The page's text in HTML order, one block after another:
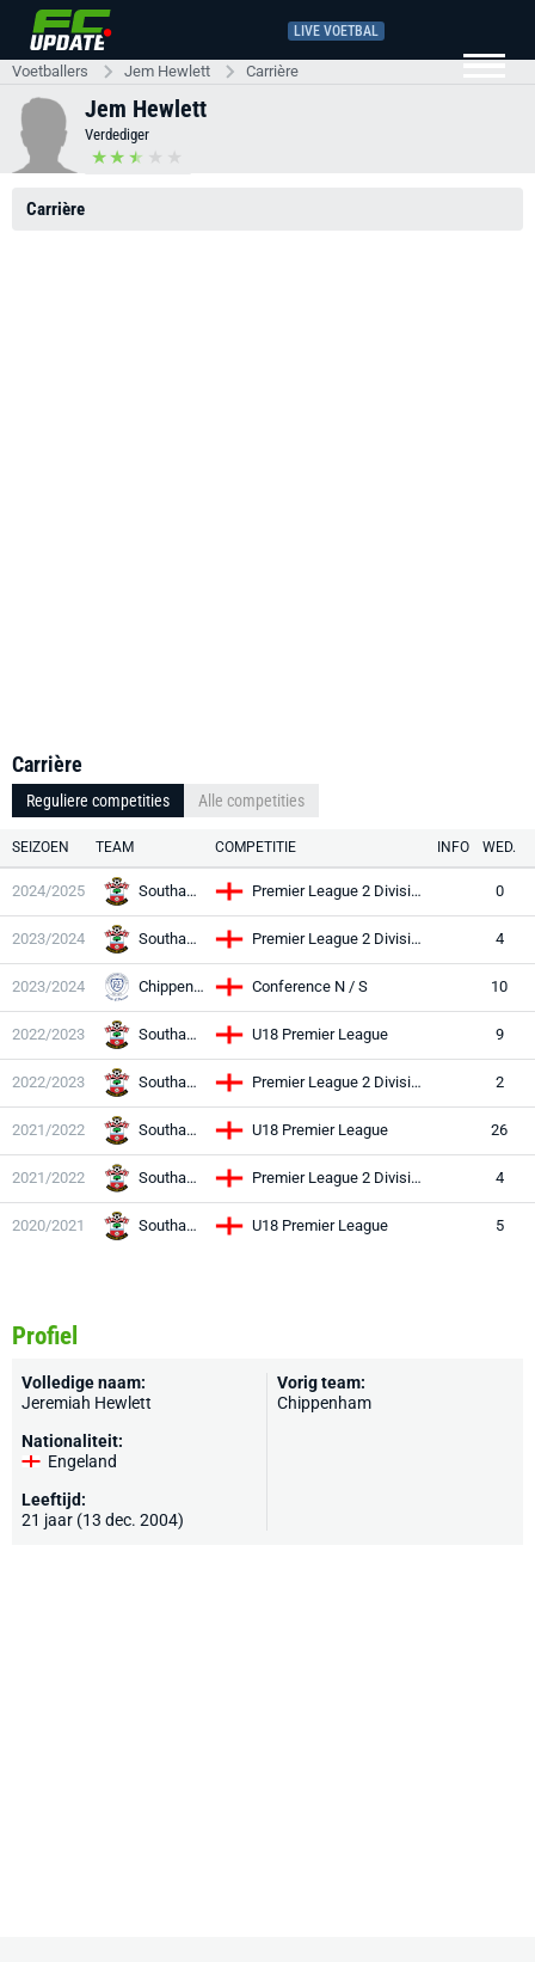
LIVE VOETBAL
Voetballers Jem Hewlett Carrière
Jem Hewlett
Verdediger
Carrière
Carrière
Reguliere competities Alle competities
SEIZOEN TEAM COMPETITIE INFO WED.
2024/2025 Southampton Premier League 2 Division One 0
2023/2024 Southampton Premier League 2 Division One 4
2023/2024 Chippenham Conference N / S 10
2022/2023 Southampton U18 Premier League 9
2022/2023 Southampton Premier League 2 Division Two 2
2021/2022 Southampton U18 Premier League 26
2021/2022 Southampton Premier League 2 Division Two 4
2020/2021 Southampton U18 Premier League 5
Profiel
Volledige naam:
Jeremiah Hewlett
Nationaliteit:
Engeland
Leeftijd:
21 jaar (13 dec. 2004)
Vorig team:
Chippenham